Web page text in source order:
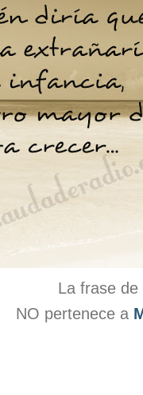
La frase de
NO pertenece a